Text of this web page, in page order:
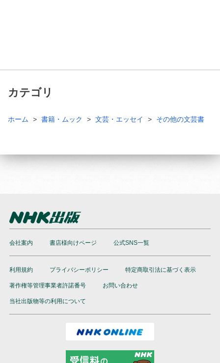
カテゴリ
ホーム 書籍・ムック 文芸・エッセイ その他の文芸書
会社案内 書店様向けページ 公式SNS一覧
利用規約 プライバシーポリシー 特定商取引法に基づく表示
著作権等管理事業者許諾番号 お問い合わせ
当社出版物等の利用について